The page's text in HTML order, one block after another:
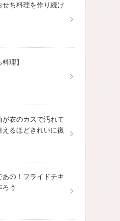
せち料理を作り続け
料理】
が衣のカスで汚れて
えるほどきれいに復
あの！フライドチキ
ろう